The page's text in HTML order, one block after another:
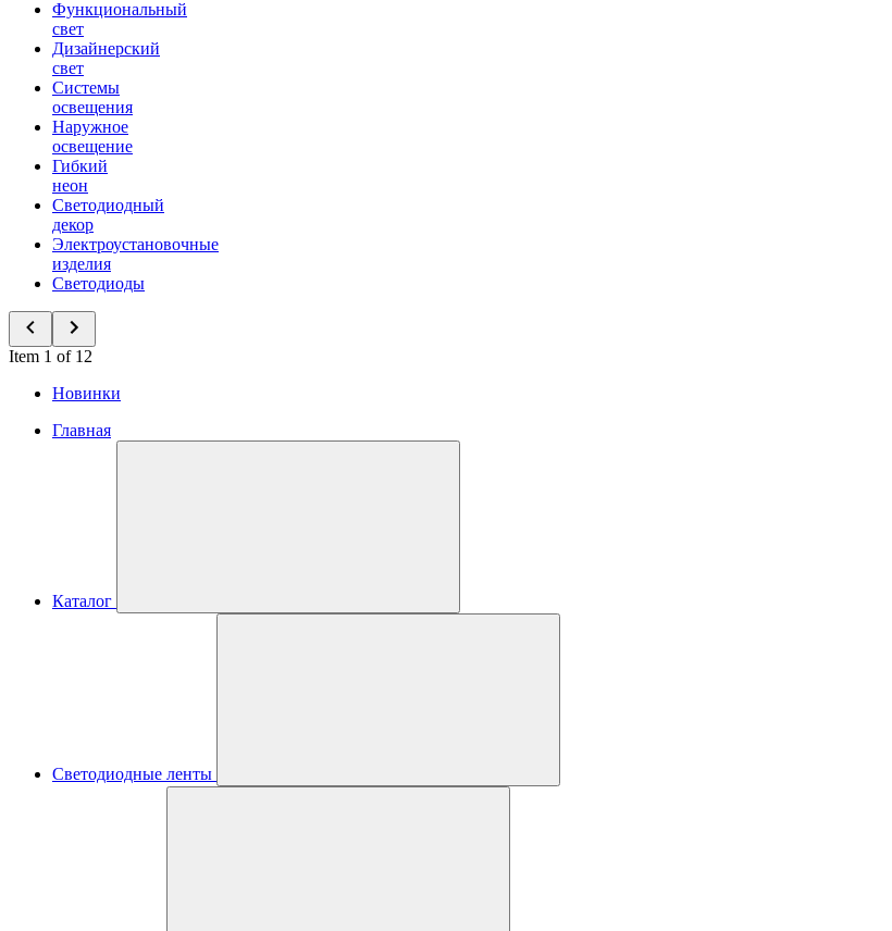
Функциональный
свет
Дизайнерский
свет
Системы
освещения
Наружное
освещение
Гибкий
неон
Светодиодный
декор
Электроустановочные
изделия
Светодиоды
Item 1 of 12
Новинки
Главная
Каталог
Светодиодные ленты